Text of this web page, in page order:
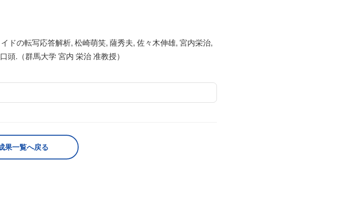
ドの転写応答解析, 松崎萌笑, 薩秀夫, 佐々木伸雄, 宮内栄治,
頭.（群馬大学 宮内 栄治 准教授）
果一覧へ戻る